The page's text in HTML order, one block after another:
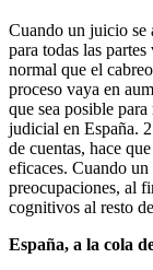
Cuando un juicio se
para todas las
normal que el
proceso vaya en
que sea posible
judicial en España.
de cuentas, hace
eficaces. Cuando
preocupaciones, al
cognitivos al resto
España, a la cola